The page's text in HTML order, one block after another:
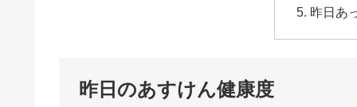
昨日あ
昨日のあすけん健康度